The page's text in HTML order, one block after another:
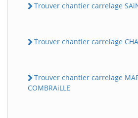
Trouver chantier carrelage
Trouver chantier carrelage
Trouver chantier carrelage
COMBRAiLLE